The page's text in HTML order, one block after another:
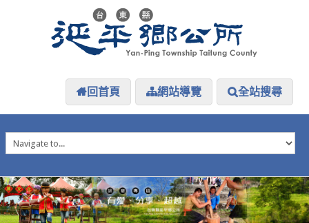
回首頁 網站導覽 全站搜尋
延平介紹
防災專區
資訊公開
探索延平